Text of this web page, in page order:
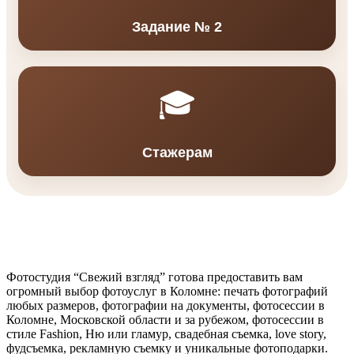
Задание № 2
🎓
Стажерам
Фотостудия “Свежий взгляд” готова предоставить вам
огромный выбор фотоуслуг в Коломне: печать фотографий
любых размеров, фотографии на документы, фотосессии в
Коломне, Московской области и за рубежом, фотосессии в
стиле Fashion, Ню или гламур, свадебная съемка, love story,
фудсъемка, рекламную съемку и уникальные фотоподарки.